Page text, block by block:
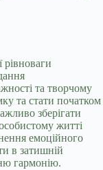
рівноваги
та творчому
та стати початком
зберігати
житті
емоційного
в затишній
гармонію.